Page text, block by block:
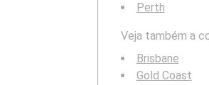
Perth
Veja também a
Brisbane
Gold Coast